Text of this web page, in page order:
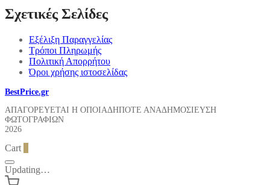
Σχετικές Σελίδες
Εξέλιξη Παραγγελίας
Τρόποι Πληρωμής
Πολιτική Απορρήτου
Όροι χρήσης ιστοσελίδας
BestPrice.gr
ΑΠΑΓΟΡΕΥΕΤΑΙ Η ΟΠΟΙΑΔΗΠΟΤΕ ΑΝΑΔΗΜΟΣΙΕΥΣΗ
ΦΩΤΟΓΡΑΦΙΩΝ
2026
Cart
Updating…